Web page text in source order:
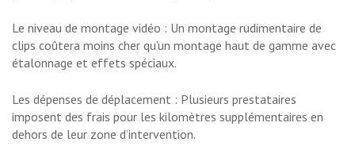
Le niveau de montage vidéo : Un montage rudimentaire de
clips coûtera moins cher qu’un montage haut de gamme avec
étalonnage et effets spéciaux.
Les dépenses de déplacement : Plusieurs prestataires
imposent des frais pour les kilomètres supplémentaires en
dehors de leur zone d’intervention.